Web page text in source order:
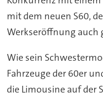
mit dem neuen S60,
Werkseröffnung auch
Wie sein
Fahrzeuge der 60er
die Limousine auf der